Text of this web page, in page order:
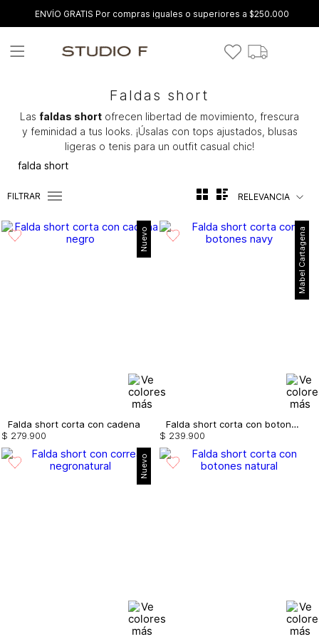
ENVÍO GRATIS Por compras iguales o superiores a $250.000
Faldas short
Las faldas short ofrecen libertad de movimiento, frescura
y feminidad a tus looks. ¡Úsalas con tops ajustados, blusas
ligeras o tenis para un outfit casual chic!
falda short
FILTRAR RELEVANCIA
Nuevo
Falda short corta con cadena
$ 279 900
Mabel Cartagena
Falda short corta con botones
$ 239 900
Nuevo